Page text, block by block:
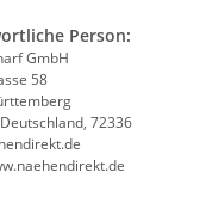
Person:
GmbH
58
72336